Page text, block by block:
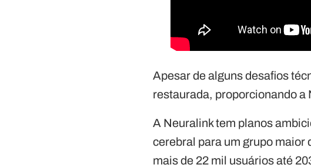
Apesar de alguns desafios
restaurada, proporcionando
A Neuralink tem planos
cerebral para um grupo
mais de 22 mil usuários até